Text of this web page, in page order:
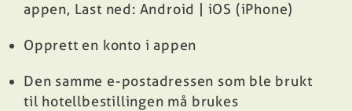
appen, Last ned: Android iOS (iPhone)
Opprett en konto i appen
Den samme e-postadressen som ble brukt
til hotellbestillingen må brukes